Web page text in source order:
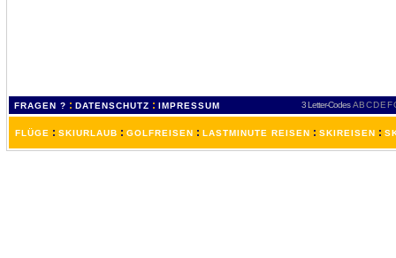
FRAGEN ? : DATENSCHUTZ : IMPRESSUM 3 Letter-Codes ABCDEF
FLÜGE : SKIURLAUB : GOLFREISEN : LASTMINUTE REISEN : SKIREISEN :